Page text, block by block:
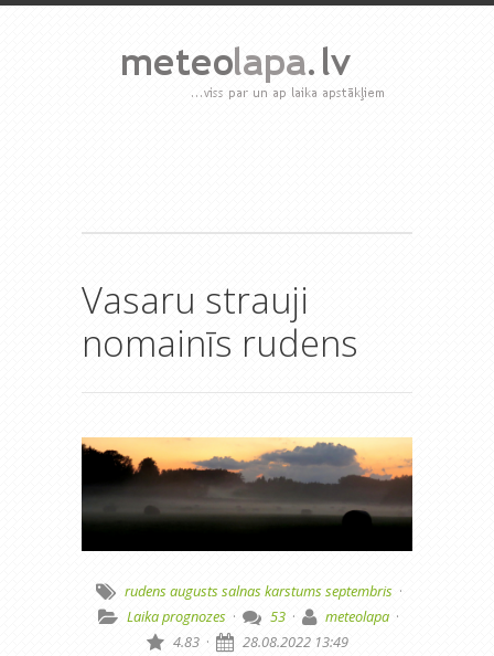
Vasaru strauji
nomainīs rudens
rudens augusts salnaskarstums septembris ·
Laika prognozes · 53 · meteolapa ·
4.83 · 28.08.2022 13:49